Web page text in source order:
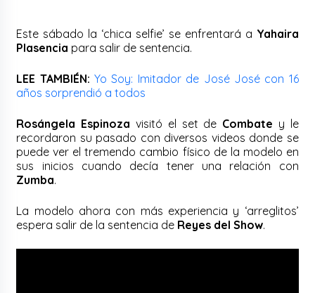
Este sábado la ‘chica selfie’ se enfrentará a Yahaira
Plasencia para salir de sentencia.
LEE TAMBIÉN: Yo Soy: Imitador de José José con 16
años sorprendió a todos
Rosángela Espinoza visitó el set de Combate y le
recordaron su pasado con diversos videos donde se
puede ver el tremendo cambio físico de la modelo en
sus inicios cuando decía tener una relación con
Zumba.
La modelo ahora con más experiencia y ‘arreglitos’
espera salir de la sentencia de Reyes del Show.